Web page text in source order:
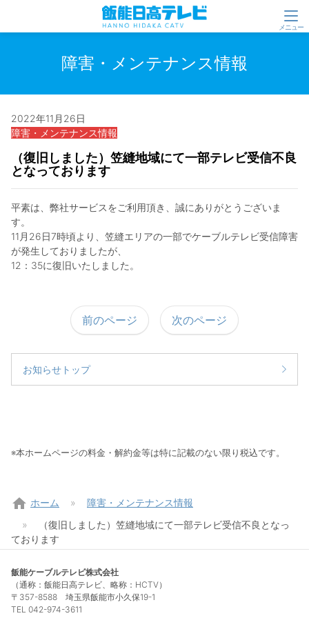
障害・メンテナンス情報
2022年11月26日
障害・メンテナンス情報
（復旧しました）笠縫地域にて一部テレビ受信不良
となっております
平素は、弊社サービスをご利用頂き、誠にありがとうございま
す。
11月26日7時頃より、笠縫エリアの一部でケーブルテレビ受信障害
が発生しておりましたが、
12：35に復旧いたしました。
前のページ 次のページ
お知らせトップ
※本ホームページの料金・解約金等は特に記載のない限り税込です。
home ホーム
障害・メンテナンス情報
（復旧しました）笠縫地域にて一部テレビ受信不良となっ
ております
飯能ケーブルテレビ株式会社
（通称：飯能日高テレビ、略称：HCTV）
〒357-8588 埼玉県飯能市小久保19-1
TEL 042-974-3611